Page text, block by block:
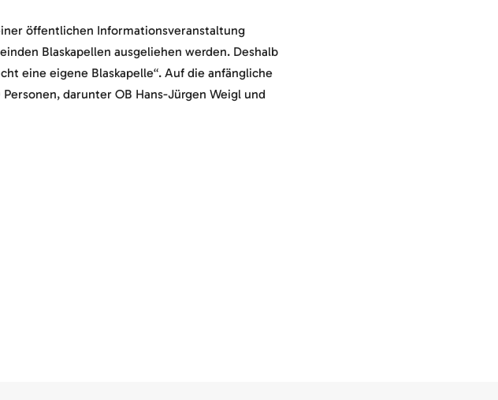
öffentlichen Informationsveranstaltung
Blaskapellen ausgeliehen werden. Deshalb
eine eigene Blaskapelle“. Auf die anfängliche
darunter OB Hans-Jürgen Weigl und